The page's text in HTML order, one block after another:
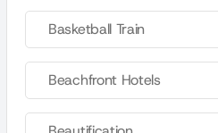
Basketball Train
Beachfront Hotels